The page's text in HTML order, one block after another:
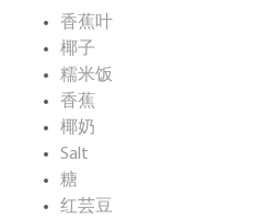
香蕉叶
椰子
糯米饭
香蕉
椰奶
Salt
糖
红芸豆